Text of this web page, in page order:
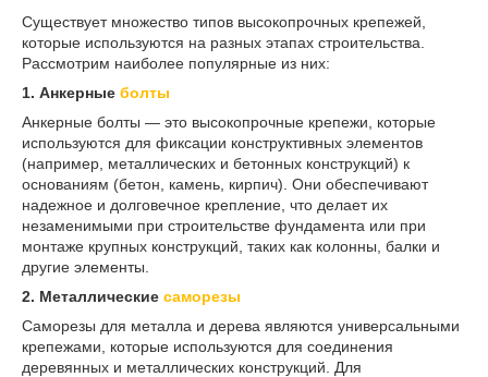
Существует множество типов высокопрочных крепежей,
которые используются на разных этапах строительства.
Рассмотрим наиболее популярные из них:
1. Анкерные болты
Анкерные болты — это высокопрочные крепежи, которые
используются для фиксации конструктивных элементов
(например, металлических и бетонных конструкций) к
основаниям (бетон, камень, кирпич). Они обеспечивают
надежное и долговечное крепление, что делает их
незаменимыми при строительстве фундамента или при
монтаже крупных конструкций, таких как колонны, балки и
другие элементы.
2. Металлические саморезы
Саморезы для металла и дерева являются универсальными
крепежами, которые используются для соединения
деревянных и металлических конструкций. Для